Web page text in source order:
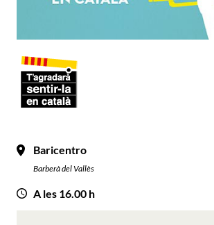
Baricentro
Barberà del Vallès
A les 16.00 h